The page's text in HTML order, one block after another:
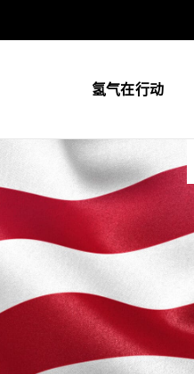
氢气在行动